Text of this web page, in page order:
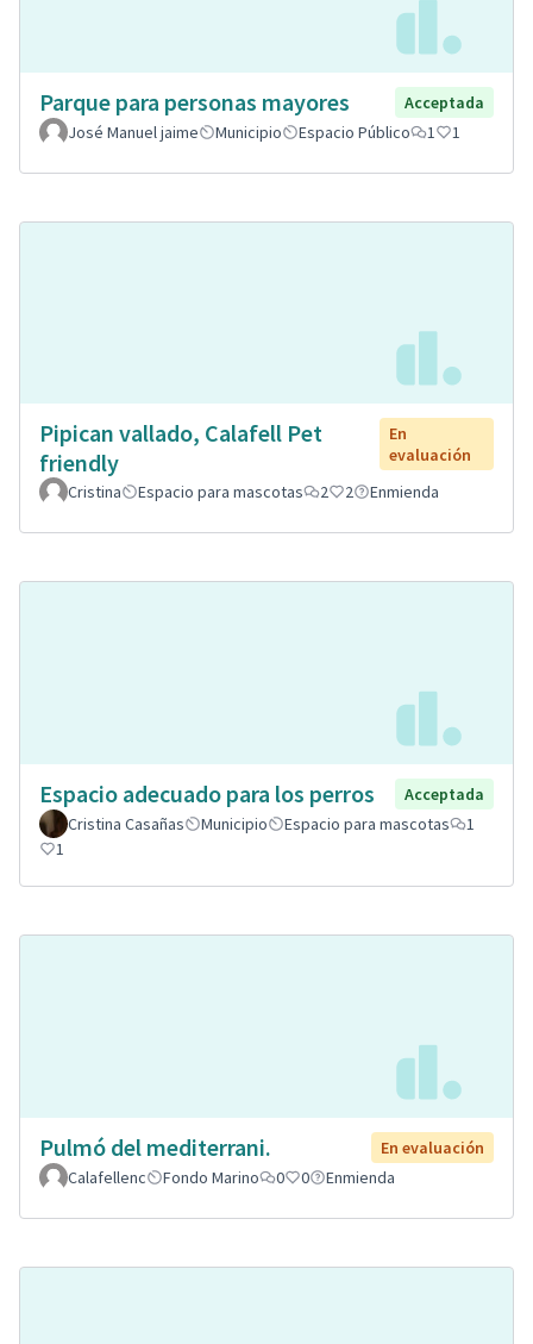
Parque para personas mayores
Acceptada
José Manuel jaime
Municipio Espacio Público 1 1
Pipican vallado, Calafell Pet
friendly
En
evaluación
Cristina
Espacio para mascotas 2 2 Enmienda
Espacio adecuado para los perros
Acceptada
Cristina Casañas
Municipio Espacio para mascotas
1
1
Pulmó del mediterrani.
En evaluación
Calafellenc
Fondo Marino 0 0 Enmienda